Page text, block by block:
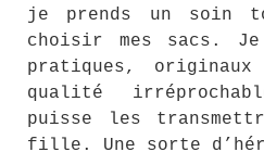
je prends un soin
choisir mes sacs.
pratiques,
qualité
puisse les
fille. Une sorte